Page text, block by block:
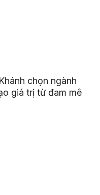
chọn ngành
giá trị từ đam mê